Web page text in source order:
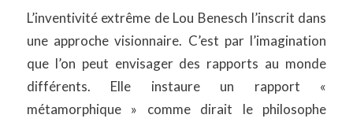
L’inventivité extrême de Lou Benesch l’inscrit dans
une approche visionnaire. C’est par l’imagination
que l’on peut envisager des rapports au monde
différents. Elle instaure un rapport «
métamorphique » comme dirait le philosophe